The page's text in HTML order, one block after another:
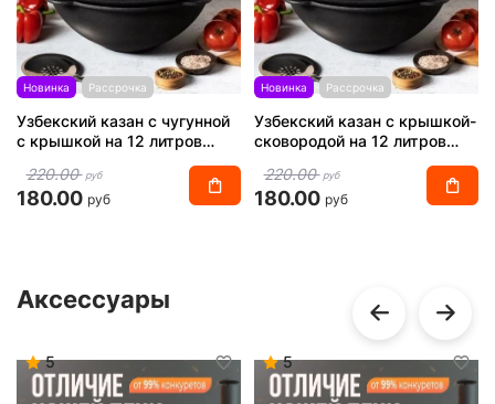
Новинка Рассрочка
Узбекский казан с чугунной
с крышкой на 12 литров
220.00 руб
180.00 руб
Новинка Рассрочка
Узбекский казан с крышкой-
сковородой на 12 литров
220.00 руб
180.00 руб
Аксессуары
5 5